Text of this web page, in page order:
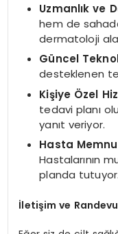
Uzmanlık ve
hem de
dermatoloji
Güncel
desteklenen
Kişiye Özel
tedavi planı
yanıt veriyor.
Hasta
Hastalarının
planda tutuyor.
İletişim ve Randevu